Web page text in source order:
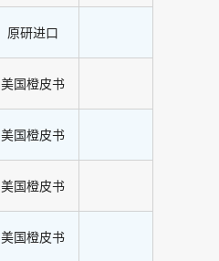
原研进口
美国橙皮书
美国橙皮书
美国橙皮书
美国橙皮书